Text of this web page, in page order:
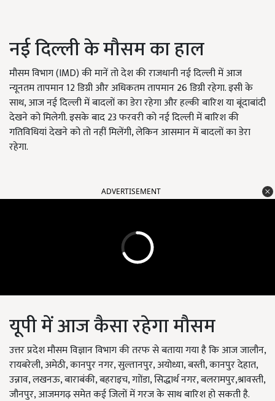
नई दिल्ली के मौसम का हाल
मौसम विभाग (IMD) की मानें तो देश की राजधानी नई दिल्ली में आज
न्यूनतम तापमान 12 डिग्री और अधिकतम तापमान 26 डिग्री रहेगा. इसी के
साथ, आज नई दिल्ली में बादलों का डेरा रहेगा और हल्की बारिश या बूंदाबांदी
देखने को मिलेगी. इसके बाद 23 फरवरी को नई दिल्ली में बारिश की
गतिविधियां देखने को तो नहीं मिलेंगी, लेकिन आसमान में बादलों का डेरा
रहेगा.
ADVERTISEMENT
यूपी में आज कैसा रहेगा मौसम
उत्तर प्रदेश मौसम विज्ञान विभाग की तरफ से बताया गया है कि आज जालौन,
रायबरेली, अमेठी, कानपुर नगर, सुल्तानपुर, अयोध्या, बस्ती, कानपुर देहात,
उन्नाव, लखनऊ, बाराबंकी, बहराइच, गाोंडा, सिद्धार्थ नगर, बलरामपुर,श्रावस्ती,
जौनपुर, आजमगढ़ समेत कई जिलों में गरज के साथ बारिश हो सकती है.